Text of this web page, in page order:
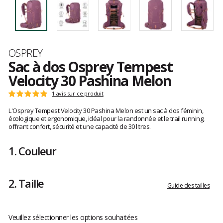
Marque
OSPREY
Sac à dos Osprey Tempest
Velocity 30 Pashina Melon
Les
clients
Note
:
5
sur
1 avis sur ce produit
L'Osprey Tempest Velocity 30 Pashina Melon est un sac à dos féminin,
écologique et ergonomique, idéal pour la randonnée et le trail running,
offrant confort, sécurité et une capacité de 30 litres.
1.Couleur
2.Taille Guide des tailles
Veuillez sélectionner les options souhaitées